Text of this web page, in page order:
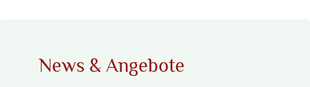
News & Angebote